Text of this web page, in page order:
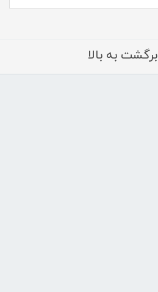
برگشت به بالا